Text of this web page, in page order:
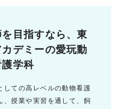
目指すなら、東
デミーの愛玩動
学科
しての高レベルの動物看護
、授業や実習を通して、飼